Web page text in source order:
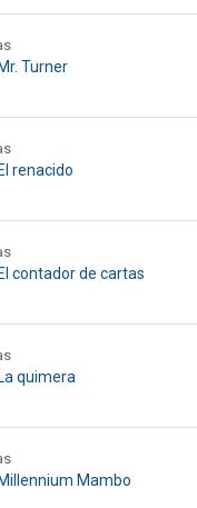
Mr. Turner
El renacido
El contador de cartas
La quimera
Millennium Mambo